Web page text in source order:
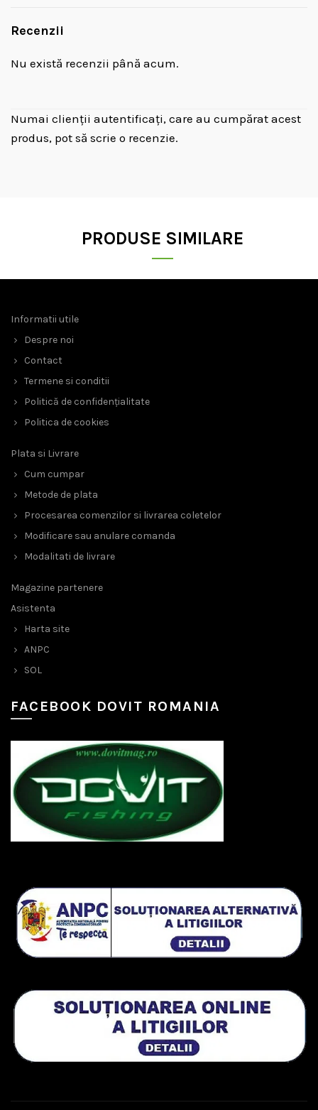
Recenzii
Nu există recenzii până acum.
Numai clienții autentificați, care au cumpărat acest
produs, pot să scrie o recenzie.
PRODUSE SIMILARE
Informatii utile
Despre noi
Contact
Termene si conditii
Politică de confidențialitate
Politica de cookies
Plata si Livrare
Cum cumpar
Metode de plata
Procesarea comenzilor si livrarea coletelor
Modificare sau anulare comanda
Modalitati de livrare
Magazine partenere
Asistenta
Harta site
ANPC
SOL
FACEBOOK DOVIT ROMANIA